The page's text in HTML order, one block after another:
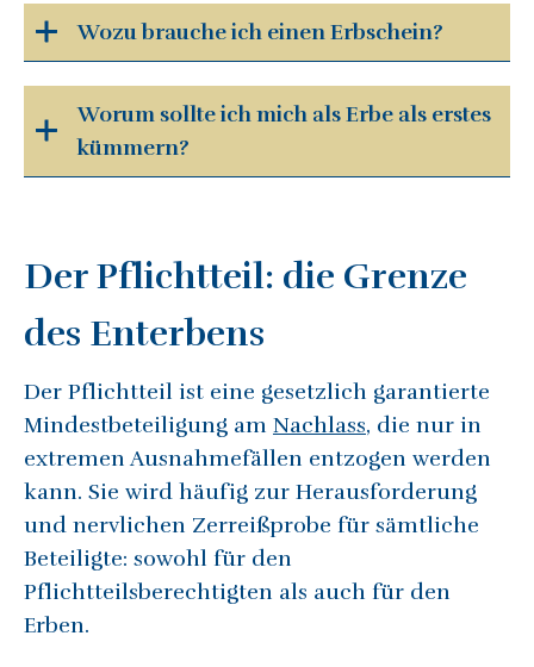
Wozu brauche ich einen Erbschein?
Worum sollte ich mich als Erbe als erstes
kümmern?
Der Pflichtteil: die Grenze
des Enterbens
Der Pflichtteil ist eine gesetzlich garantierte
Mindestbeteiligung am Nachlass, die nur in
extremen Ausnahmefällen entzogen werden
kann. Sie wird häufig zur Herausforderung
und nervlichen Zerreißprobe für sämtliche
Beteiligte: sowohl für den
Pflichtteilsberechtigten als auch für den
Erben.